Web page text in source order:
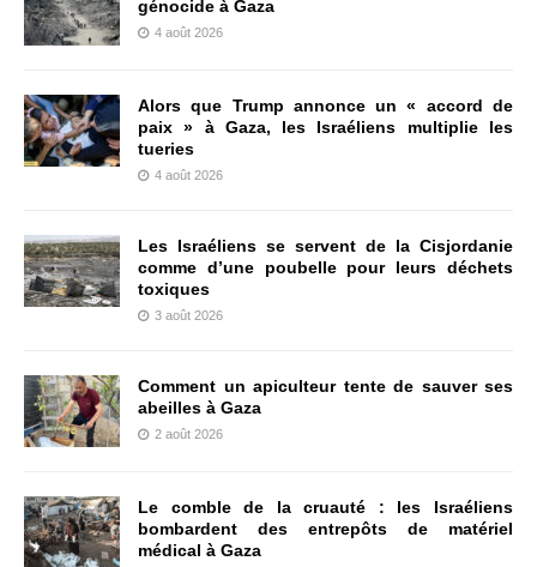
génocide à Gaza
4 août 2026
Alors que Trump annonce un « accord de
paix » à Gaza, les Israéliens multiplie les
tueries
4 août 2026
Les Israéliens se servent de la Cisjordanie
comme d’une poubelle pour leurs déchets
toxiques
3 août 2026
Comment un apiculteur tente de sauver ses
abeilles à Gaza
2 août 2026
Le comble de la cruauté : les Israéliens
bombardent des entrepôts de matériel
médical à Gaza